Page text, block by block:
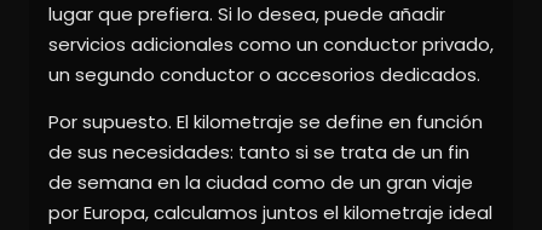
lugar que prefiera. Si lo desea, puede añadir
servicios adicionales como un conductor privado,
un segundo conductor o accesorios dedicados.
Por supuesto. El kilometraje se define en función
de sus necesidades: tanto si se trata de un fin
de semana en la ciudad como de un gran viaje
por Europa, calculamos juntos el kilometraje ideal